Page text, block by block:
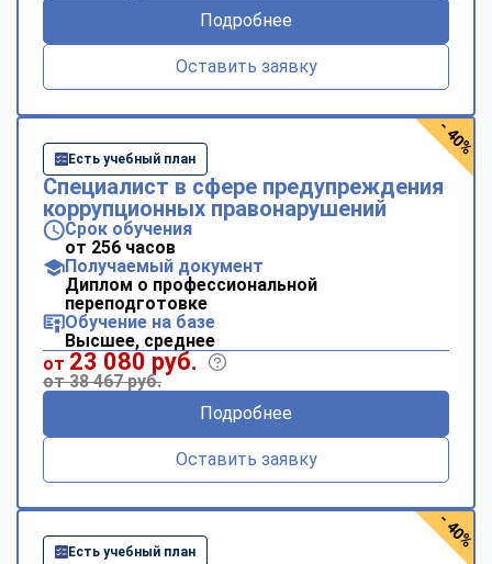
Подробнее
Оставить заявку
Есть учебный план
Специалист в сфере предупреждения
коррупционных правонарушений
Срок обучения
от 256 часов
Получаемый документ
Диплом о профессиональной
переподготовке
Обучение на базе
Высшее, среднее
от 23 080 руб.
от 38 467 руб.
Подробнее
Оставить заявку
- 40%
Есть учебный план
- 40%